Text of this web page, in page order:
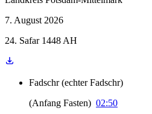
7. August 2026
24. Safar 1448 AH
Fadschr (echter Fadschr)
(Anfang Fasten) 02:50